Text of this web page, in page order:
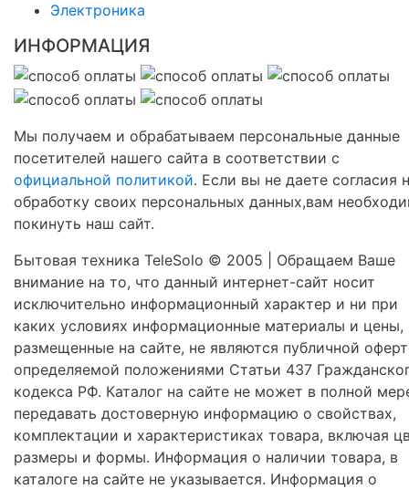
Электроника
ИНФОРМАЦИЯ
Мы получаем и обрабатываем персональные данные
посетителей нашего сайта в соответствии с
официальной политикой. Если вы не даете согласия
обработку своих персональных данных,вам
покинуть наш сайт.
Бытовая техника TeleSolo © 2005 | Обращаем Ваше
внимание на то, что данный интернет-сайт носит
исключительно информационный характер и ни при
каких условиях информационные материалы и цены,
размещенные на сайте, не являются публичной
определяемой положениями Статьи 437
кодекса РФ. Каталог на сайте не может в полной
передавать достоверную информацию о свойствах,
комплектации и характеристиках товара, включая
размеры и формы. Информация о наличии товара, в
каталоге на сайте не указывается. Информация о